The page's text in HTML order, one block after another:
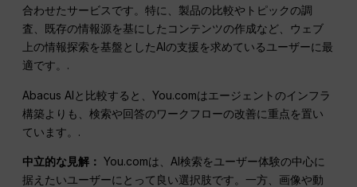
合わせたサービスです。特に、製品の比較やトピックの調
査、既存の情報源を基にしたコンテンツの作成など、ウェブ
上の情報探索を基盤としたAIの支援を求めているユーザーに最
適です。.
Abacus AIと比較すると、You.comはエージェントのインフラ
構築よりも、検索や回答のワークフローの改善に重点を置い
ています。.
中立的な見解： You.comは、AI検索をユーザー体験の中心に
据えたいユーザーにとって良い選択肢です。一方、画像や動